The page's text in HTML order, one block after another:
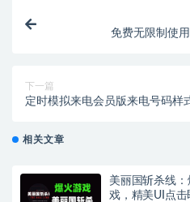
免费无限制使
下一篇
定时模拟来电会员版来电号码样
相关文章
美丽国斩杀线
戏，精美UI点击